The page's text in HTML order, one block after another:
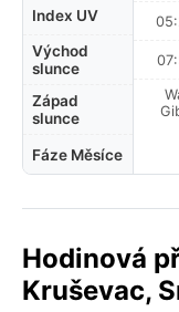
Index UV
Východ
slunce
Západ
slunce
Fáze Měsíce
Hodinová
Kruševac,